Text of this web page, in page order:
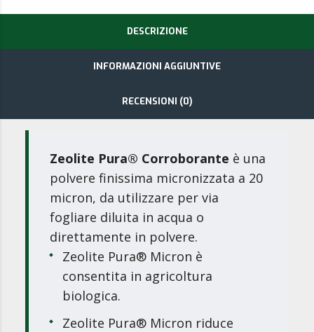
DESCRIZIONE
INFORMAZIONI AGGIUNTIVE
RECENSIONI (0)
Zeolite Pura® Corroborante è una
polvere finissima micronizzata a 20
micron, da utilizzare per via
fogliare diluita in acqua o
direttamente in polvere.
Zeolite Pura® Micron è
consentita in agricoltura
biologica.
Zeolite Pura® Micron riduce